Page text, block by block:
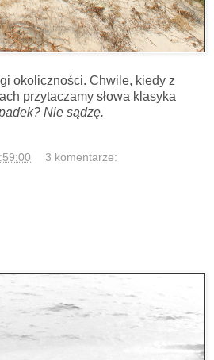
okoliczności. Chwile, kiedy z
przytaczamy słowa klasyka
Nie sądzę.
3 komentarze: